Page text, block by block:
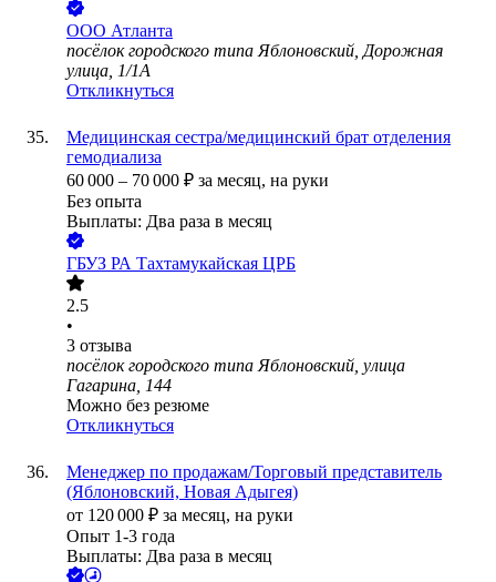
ООО Атланта
посёлок городского типа Яблоновский, Дорожная
улица, 1/1А
Откликнуться
Медицинская сестра/медицинский брат отделения
гемодиализа
60 000 – 70 000 ₽ за месяц, на руки
Без опыта
Выплаты: Два раза в месяц
ГБУЗ РА Тахтамукайская ЦРБ
2.5
•
3 отзыва
посёлок городского типа Яблоновский, улица
Гагарина, 144
Можно без резюме
Откликнуться
Менеджер по продажам/Торговый представитель
(Яблоновский, Новая Адыгея)
от 120 000 ₽ за месяц, на руки
Опыт 1-3 года
Выплаты: Два раза в месяц